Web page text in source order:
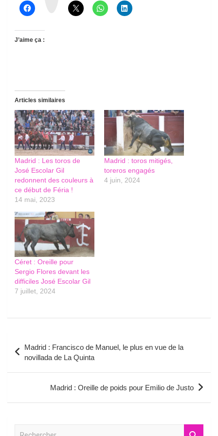
J’aime ça :
Articles similaires
Madrid : Les toros de
José Escolar Gil
redonnent des couleurs à
ce début de Féria !
14 mai, 2023
Madrid : toros mitigés,
toreros engagés
4 juin, 2024
Céret : Oreille pour
Sergio Flores devant les
difficiles José Escolar Gil
7 juillet, 2024
de
l’article
Madrid : Francisco de Manuel, le plus en vue de la
novillada de La Quinta
Madrid : Oreille de poids pour Emilio de Justo